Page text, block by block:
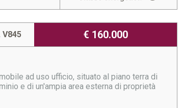
€ 160.000
V845
ad uso ufficio, situato al piano terra di
e di un'ampia area esterna di proprietà